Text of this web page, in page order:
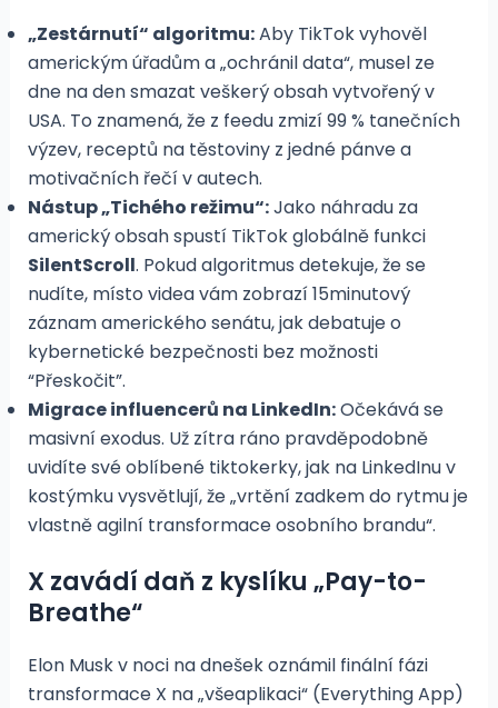
„Zestárnutí“ algoritmu:Aby TikTok vyhověl
americkým úřadům a „ochránil data“, musel ze
dne na den smazat veškerý obsah vytvořený v
USA. To znamená, že z feedu zmizí 99 % tanečních
výzev, receptů na těstoviny z jedné pánve a
motivačních řečí v autech.
Nástup „Tichého režimu“:Jako náhradu za
americký obsah spustí TikTok globálně funkci
SilentScroll. Pokud algoritmus detekuje, že se
nudíte, místo videa vám zobrazí 15minutový
záznam amerického senátu, jak debatuje o
kybernetické bezpečnosti bez možnosti
“Přeskočit”.
Migrace influencerů na LinkedIn:Očekává se
masivní exodus. Už zítra ráno pravděpodobně
uvidíte své oblíbené tiktokerky, jak na LinkedInu v
kostýmku vysvětlují, že „vrtění zadkem do rytmu je
vlastně agilní transformace osobního brandu“.
X zavádí daň z kyslíku „Pay-to-
Breathe“
Elon Musk v noci na dnešek oznámil finální fázi
transformace X na „všeaplikaci“ (Everything App)